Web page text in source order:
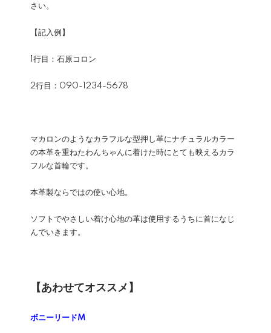
さい。
【記入例】
1行目：石原コロン
2行目：090-1234-5678
マカロンのようなカラフルな型押し革にナチュラルカラー
の本革を重ねたわんちゃんに着けた時にとても映えるカラ
フルな首輪です。
本革製ならではの使い心地。
ソフトでやさしい着け心地の革は使用するうちに首になじ
んでいきます。
【あわせてオススメ】
ボニーリードM